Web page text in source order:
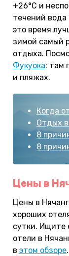
+26°С и
течений
это время
зимой самый
отдыха.
Фукуока: там
и пляжах.
Когда
Отдых
8
8
Цены в
Цены в
хороших
сутки. Ищите
отели в
в этом обзоре.